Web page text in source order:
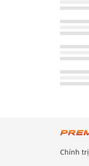
Chính trị